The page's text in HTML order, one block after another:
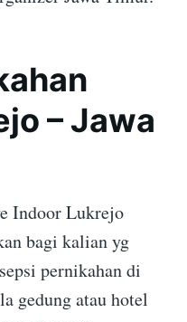
– Jawa
Indoor Lukrejo
bagi kalian yg
pernikahan di
gedung atau hotel